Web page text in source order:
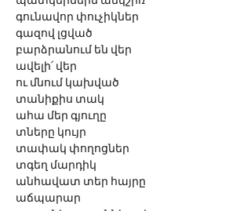
գունավոր փուչիկներ
գազով լցված
բարձրանում են վեր
ավելի՛ վեր
ու մնում կախված
տանիքիս տակ
ահա մեր գյուղը
տները կույր
տափակ փողոցներ
տգեղ մարդիկ
անհավատ տեր հայրը
աճպարար